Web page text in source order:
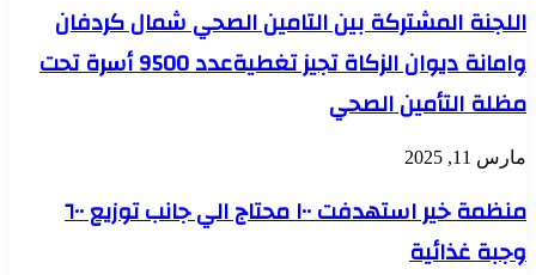
اللجنة المشتركة بين التامين الصحي شمال كردفان
وامانة ديوان الزكاة تجيز تغطيةعدد 9500 أسرة تحت
مظلة التأمين الصحي
مارس 11, 2025
منظمة خير استهدفت ١٠٠ محتاج الي جانب توزيع ٦٠٠
وجبة غذائية